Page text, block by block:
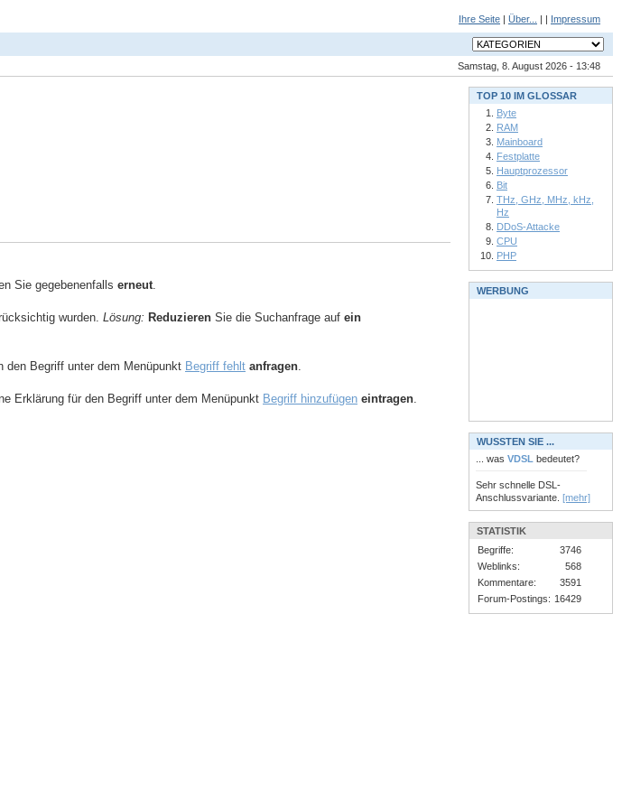
Ihre Seite | Über... | | Impressum
Samstag, 8. August 2026 - 13:48
Sie gegebenenfalls erneut
wurden. Lösung: Reduzieren Sie die Suchanfrage auf ein
den Begriff unter dem Menüpunkt Begriff fehlt anfragen
Erklärung für den Begriff unter dem Menüpunkt Begriff hinzufügen eintragen
TOP 10 IM GLOSSAR
Byte
RAM
Mainboard
Festplatte
Hauptprozessor
Bit
THz, GHz, MHz, kHz,
Hz
DDoS-Attacke
CPU
PHP
WERBUNG
WUSSTEN SIE ...
... was VDSL bedeutet?
Sehr schnelle DSL-
Anschlussvariante. [mehr]
STATISTIK
Begriffe:
3746
Weblinks:
568
Kommentare:
3591
Forum-Postings: 16429